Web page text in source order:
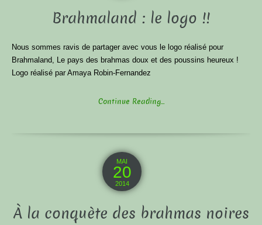
Brahmaland : le logo !!
Nous sommes ravis de partager avec vous le logo réalisé pour
Brahmaland, Le pays des brahmas doux et des poussins heureux !
Logo réalisé par Amaya Robin-Fernandez
Continue Reading...
MAI
20
2014
À la conquète des brahmas noires